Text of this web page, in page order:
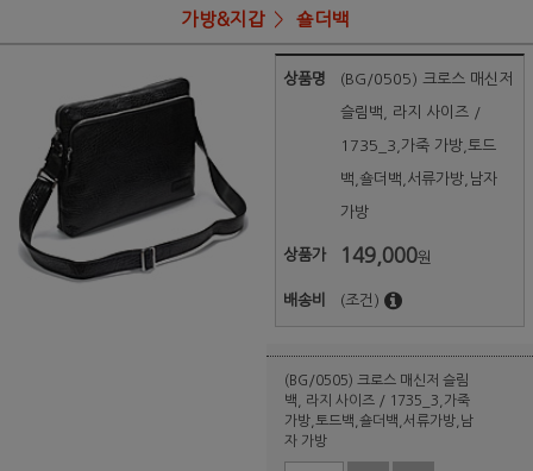
가방&지갑 숄더백
상품명 (BG/0505) 크로스 매신저
슬림백, 라지 사이즈 /
1735_3,가죽 가방,토드
백,숄더백,서류가방,남자
가방
상품가 149,000원
배송비 (조건)
(BG/0505) 크로스 매신저 슬림
백, 라지 사이즈 / 1735_3,가죽
가방,토드백,숄더백,서류가방,남
자 가방